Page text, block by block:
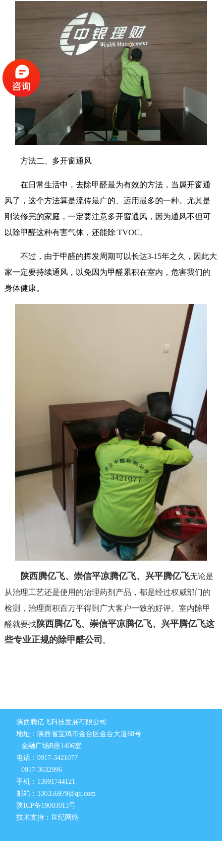
方法二、多开窗通风
在日常生活中，去除甲醛最为有效的方法，当属开窗通
风了，这个方法算是流传最广的、运用最多的一种。尤其是
刚装修完的家庭，一定要注意多开窗通风，因为通风不但可
以除甲醛这种有害气体，还能除 TVOC。
不过，由于甲醛的挥发周期可以长达3-15年之久，因此大
家一定要持续通风，以免因为甲醛累积在室内，危害我们的
身体健康。
陕西腾亿飞、崇信平凉腾亿飞、兴平腾亿飞无论是
从治理工艺还是使用的治理药剂产品，都是经过权威部门的
检测，治理面积百万平得到广大客户一致的好评。室内除甲
醛就要找陕西腾亿飞、崇信平凉腾亿飞、兴平腾亿飞这
些专业正规的除甲醛公司 。
陕西腾亿飞科技发展有限公司
地址：陕西省宝鸡市金台区金台大道68号
金融广场B座1406室
电话：0917-3421077
0917-3632996
手机：13991744121
邮箱：330356979@qq.com
陕ICP备19003013号
技术支持：世纪网络